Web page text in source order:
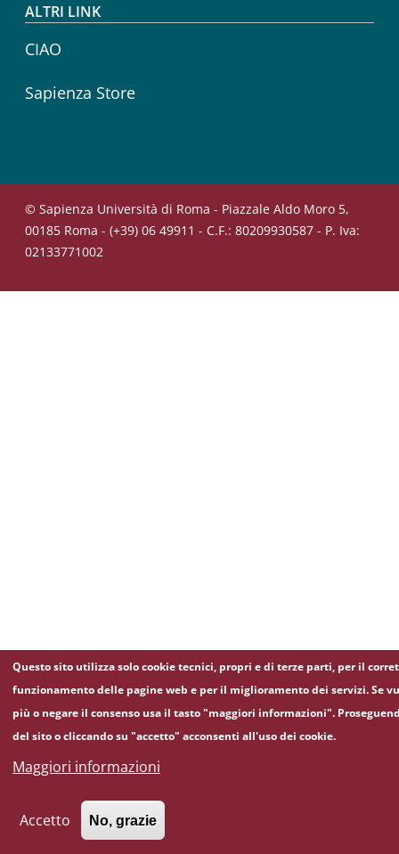
ALTRI LINK
CIAO
Sapienza Store
© Sapienza Università di Roma - Piazzale Aldo Moro 5,
00185 Roma - (+39) 06 49911 - C.F.: 80209930587 - P. Iva:
02133771002
Questo sito utilizza solo cookie tecnici, propri e di terze parti, per il
funzionamento delle pagine web e per il miglioramento dei servizi. Se
più o negare il consenso usa il tasto "maggiori informazioni".
del sito o cliccando su "accetto" acconsenti all'uso dei cookie.
Maggiori informazioni
Accetto No, grazie